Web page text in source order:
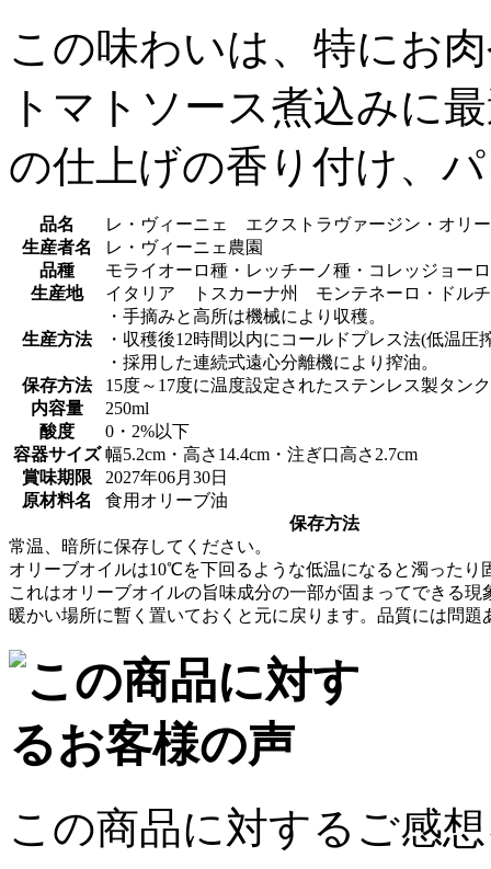
この味わいは、特にお
トマトソース煮込みに
の仕上げの香り付け、
品名
レ・ヴィーニェ エクストラヴァージン・オリ
生産者名
レ・ヴィーニェ農園
品種
モライオーロ種・レッチーノ種・コレッジョー
生産地
イタリア トスカーナ州 モンテネーロ・ドル
生産方法
・手摘みと高所は機械により収穫。
・収穫後12時間以内にコールドプレス法(低温圧
・採用した連続式遠心分離機により搾油。
保存方法
15度～17度に温度設定されたステンレス製タン
内容量
250ml
酸度
0・2%以下
容器サイズ 幅5.2cm・高さ14.4cm・注ぎ口高さ2.7cm
賞味期限
2027年06月30日
原材料名
食用オリーブ油
保存方法
常温、暗所に保存してください。
オリーブオイルは10℃を下回るような低温になると濁ったり
これはオリーブオイルの旨味成分の一部が固まってできる現
暖かい場所に暫く置いておくと元に戻ります。品質には問題
この商品に対するご感